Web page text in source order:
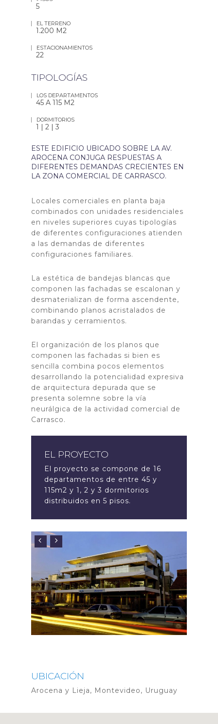
5
EL TERRENO
1.200 M2
ESTACIONAMIENTOS
22
TIPOLOGÍAS
LOS DEPARTAMENTOS
45 A 115 M2
DORMITORIOS
1 | 2 | 3
ESTE EDIFICIO UBICADO SOBRE LA AV.
AROCENA CONJUGA RESPUESTAS A
DIFERENTES DEMANDAS CRECIENTES EN
LA ZONA COMERCIAL DE CARRASCO.
Locales comerciales en planta baja
combinados con unidades residenciales
en niveles superiores cuyas tipologías
de diferentes configuraciones atienden
a las demandas de diferentes
configuraciones familiares.
La estética de bandejas blancas que
componen las fachadas se escalonan y
desmaterializan de forma ascendente,
combinando planos acristalados de
barandas y cerramientos.
El organización de los planos que
componen las fachadas si bien es
sencilla combina pocos elementos
desarrollando la potencialidad expresiva
de arquitectura depurada que se
presenta solemne sobre la vía
neurálgica de la actividad comercial de
Carrasco.
EL PROYECTO
El proyecto se compone de 16
departamentos de entre 45 y
115m2 y 1, 2 y 3 dormitorios
distribuidos en 5 pisos.
UBICACIÓN
Arocena y Lieja, Montevideo, Uruguay